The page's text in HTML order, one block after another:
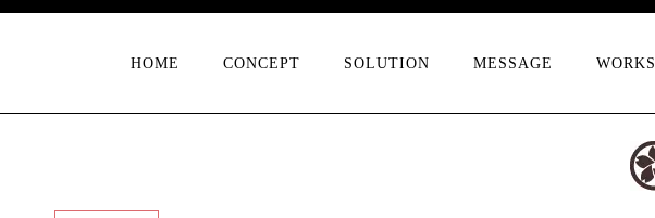
HOME CONCEPT SOLUTION MESSAGE WORKS